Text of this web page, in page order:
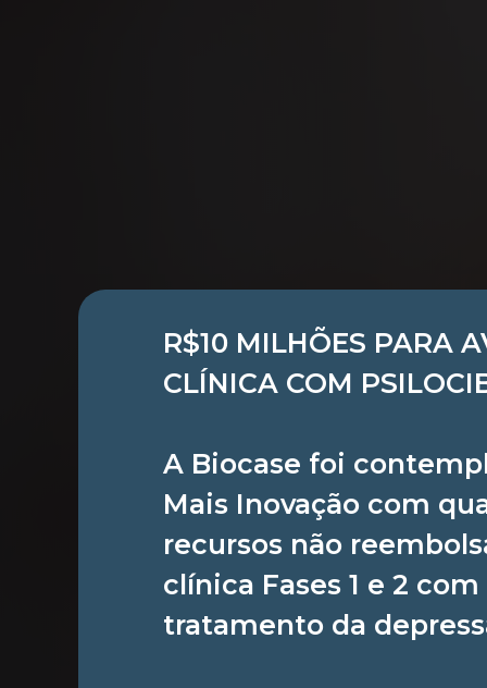
O Instituto Alma
pós-graduação
PUBLICADO EM:
25 de junho de 2025
R$10 MILHÕES PARA
CLÍNICA COM
A Biocase foi
Mais Inovação com
recursos não
clínica Fases 1 e 2
tratamento da